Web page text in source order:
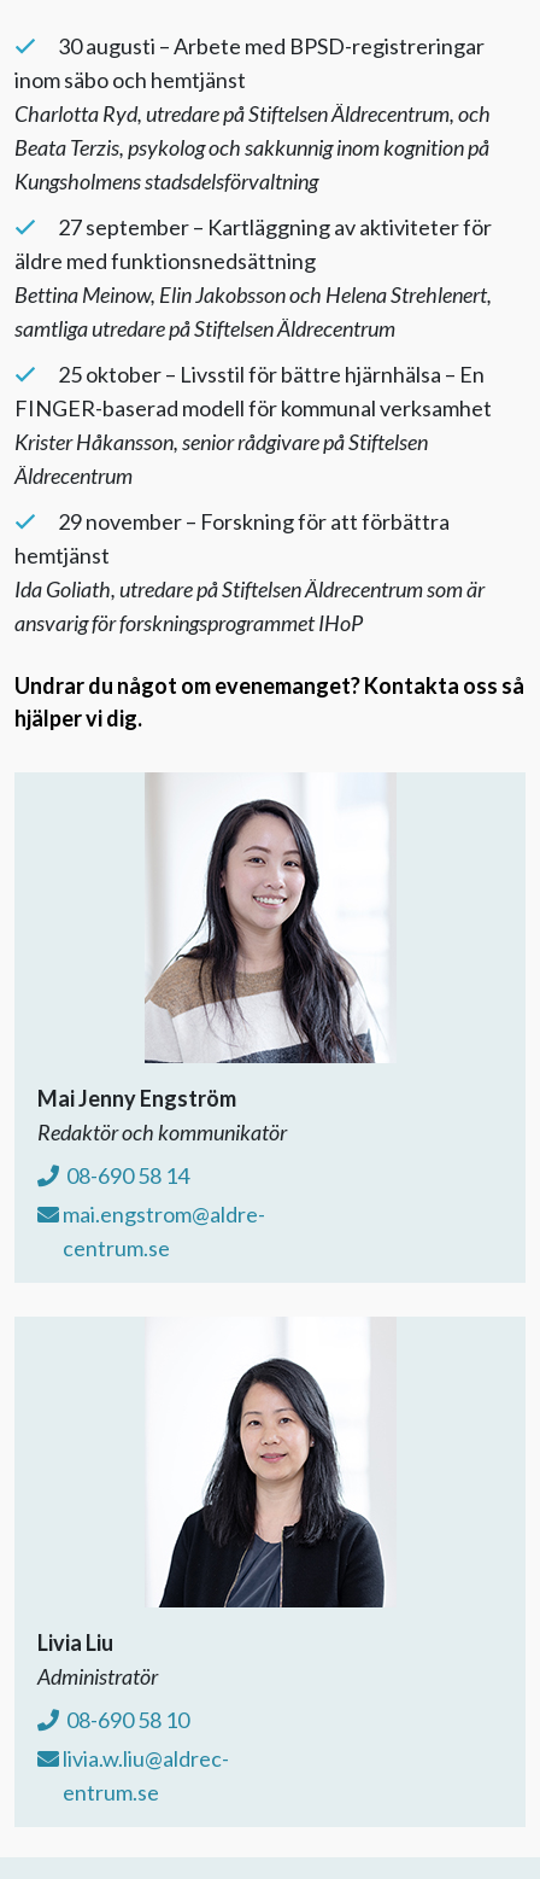
30 augusti – Arbete med BPSD-registreringar
inom säbo och hemtjänst
Charlotta Ryd, utredare på Stiftelsen Äldrecentrum, och
Beata Terzis, psykolog och sakkunnig inom kognition på
Kungsholmens stadsdelsförvaltning
27 september – Kartläggning av aktiviteter för
äldre med funktionsnedsättning
Bettina Meinow, Elin Jakobsson och Helena Strehlenert,
samtliga utredare på Stiftelsen Äldrecentrum
25 oktober – Livsstil för bättre hjärnhälsa – En
FINGER-baserad modell för kommunal verksamhet
Krister Håkansson, senior rådgivare på Stiftelsen
Äldrecentrum
29 november – Forskning för att förbättra
hemtjänst
Ida Goliath, utredare på Stiftelsen Äldrecentrum som är
ansvarig för forskningsprogrammet IHoP
Undrar du något om evenemanget? Kontakta oss så
hjälper vi dig.
Mai Jenny Engström
Redaktör och kommunikatör
08-690 58 14
mai.engstrom@aldre-
centrum.se
Livia Liu
Administratör
08-690 58 10
livia.w.liu@aldrec-
entrum.se